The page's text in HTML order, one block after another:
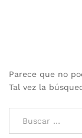
Parece que no
Tal vez la